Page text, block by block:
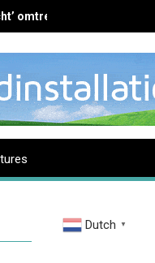
omtrent overval Elbastraat
Dutch ▼